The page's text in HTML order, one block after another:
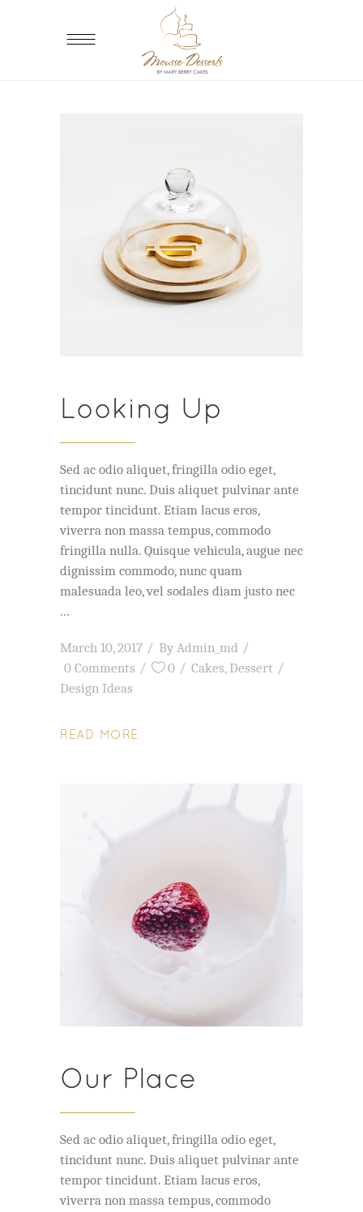
Looking Up
Sed ac odio aliquet, fringilla odio eget,
tincidunt nunc. Duis aliquet pulvinar ante
tempor tincidunt. Etiam lacus eros,
viverra non massa tempus, commodo
fringilla nulla. Quisque vehicula, augue nec
dignissim commodo, nunc quam
malesuada leo, vel sodales diam justo nec
March 10, 2017 By Admin_md
0 Comments
0 Cakes, Dessert
Design Ideas
READ MORE
Our Place
Sed ac odio aliquet, fringilla odio eget,
tincidunt nunc. Duis aliquet pulvinar ante
tempor tincidunt. Etiam lacus eros,
viverra non massa tempus, commodo